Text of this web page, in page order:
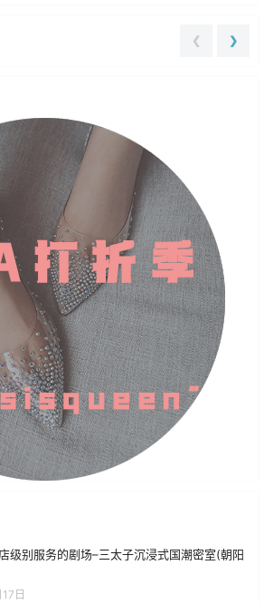
❮ ❯
级别服务的剧场–三太子沉浸式国潮密室(朝阳
日